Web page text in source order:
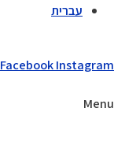
עברית
FacebookInstagram
Menu